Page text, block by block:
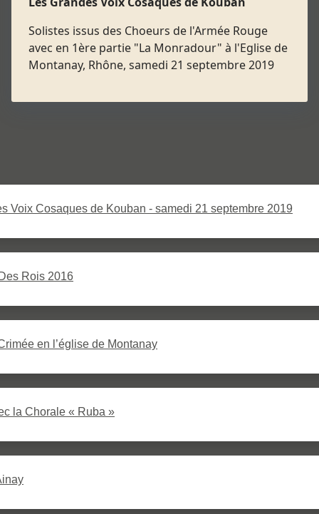
Voix Cosaques de Kouban - samedi 21 septembre 2019
Rois 2016
en l’église de Montanay
la Chorale « Ruba »
Solistes issus des Choeurs de l'Armée Rouge
avec en 1ère partie "La Monradour" à l'Eglise de
Montanay, Rhône, samedi 21 septembre 2019